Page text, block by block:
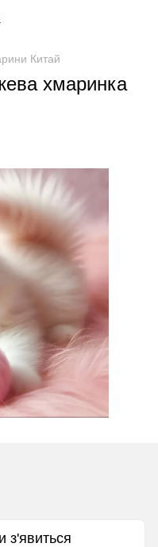
Китай
хмаринка
з'явиться